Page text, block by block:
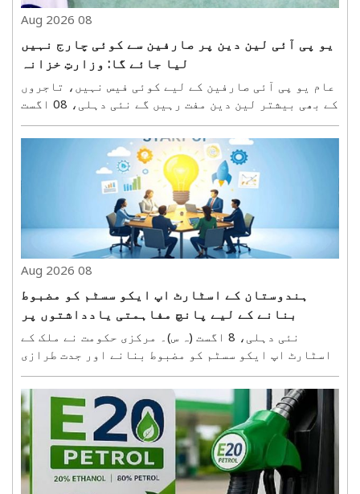
08 Aug 2026
یو پی آئی لین دین پر صارفین سے کوئی چارج نہیں
لیا جائے گا: وزارتِ خزانہ
عام یو پی آئی صارفین کے لیے کوئی فیس نہیں، تاجروں
کے بھی بیشتر لین دین مفت رہیں گے نئی دہلی، 08 اگست
ادائیگی کرنے والے کروڑوں صارفین کے درمیان فیس سے
متعلق پائی جانے والی الجھن کو دور کرتے ہوئے ..
08 Aug 2026
ہندوستان کے اسٹارٹ اپ ایکو سسٹم کو مضبوط
بنانے کے لیے پانچ مفاہمتی یادداشتوں پر
دستخط
نئی دہلی، 8 اگست (ہ س)۔ مرکزی حکومت نے ملک کے
اسٹارٹ اپ ایکو سسٹم کو مضبوط بنانے اور جدت طرازی
سسٹم کے شراکت داروں کے ساتھ کئی اسٹریٹجک معاہدے
کیے ہیں۔ ان کا مقصد اسٹارٹ اپس کو مالی، تکنیکی،
سرمایہ ..